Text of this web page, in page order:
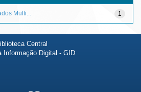
1
Multi...
Central
Informação Digital - GID